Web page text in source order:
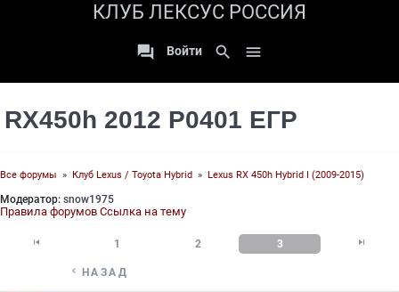
КЛУБ ЛЕКСУС РОССИЯ
 Войти search 
RX450h 2012 P0401 ЕГР
Все форумы » Клуб Lexus / Toyota Hybrid » Lexus RX 450h Hybrid I (2009-2015)
Модератор: snow1975
Правила форумов Ссылка на тему
 1 2 3 
 НАЗАД